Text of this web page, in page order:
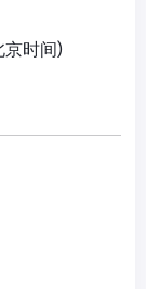
京时间)